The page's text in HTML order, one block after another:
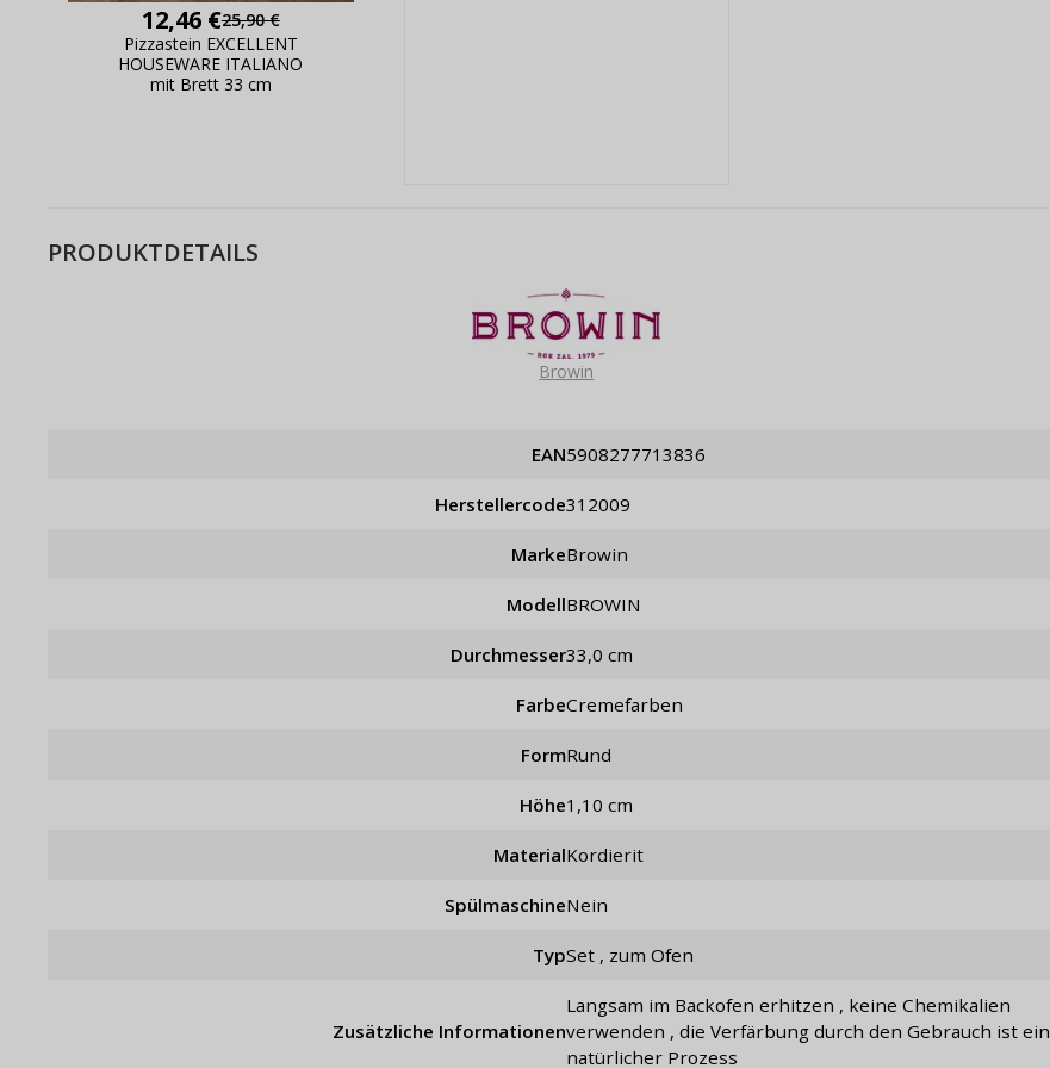
12,46 €25,90 €
Pizzastein EXCELLENT
HOUSEWARE ITALIANO
mit Brett 33 cm
PRODUKTDETAILS
Browin
EAN 5908277713836
Herstellercode 312009
Marke Browin
Modell BROWIN
Durchmesser 33,0 cm
Farbe Cremefarben
Form rund
Höhe 1,10 cm
Material Kordierit
Spülmaschine Nein
Typ Set , zum Ofen
Zusätzliche Informationen
langsam im Backofen erhitzen , keine Chemikalien
verwenden , die Verfärbung durch den Gebrauch ist ein
natürlicher Prozess